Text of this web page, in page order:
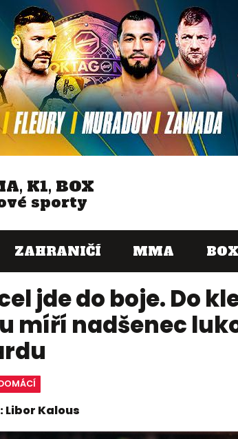
K1, BOX
sporty
ZAHRANIČÍ MMA BOX
jde do boje. Do
míří nadšenec
Libor Kalous